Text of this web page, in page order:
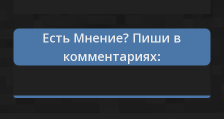
Естьчто сказать?Пиши в
комментариях: